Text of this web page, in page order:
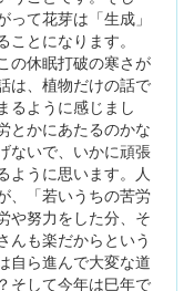
て花芽は「生成」
とになります。
の休眠打破の寒さが
は、植物だけの話で
るように感じまし
とかにあたるのかな
ないで、いかに頑張
ように思います。人
、「若いうちの苦労
や努力をした分、そ
んも楽だからという
自ら進んで大変な道
そして今年は巳年で